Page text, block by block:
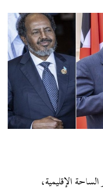
الإقليمية،